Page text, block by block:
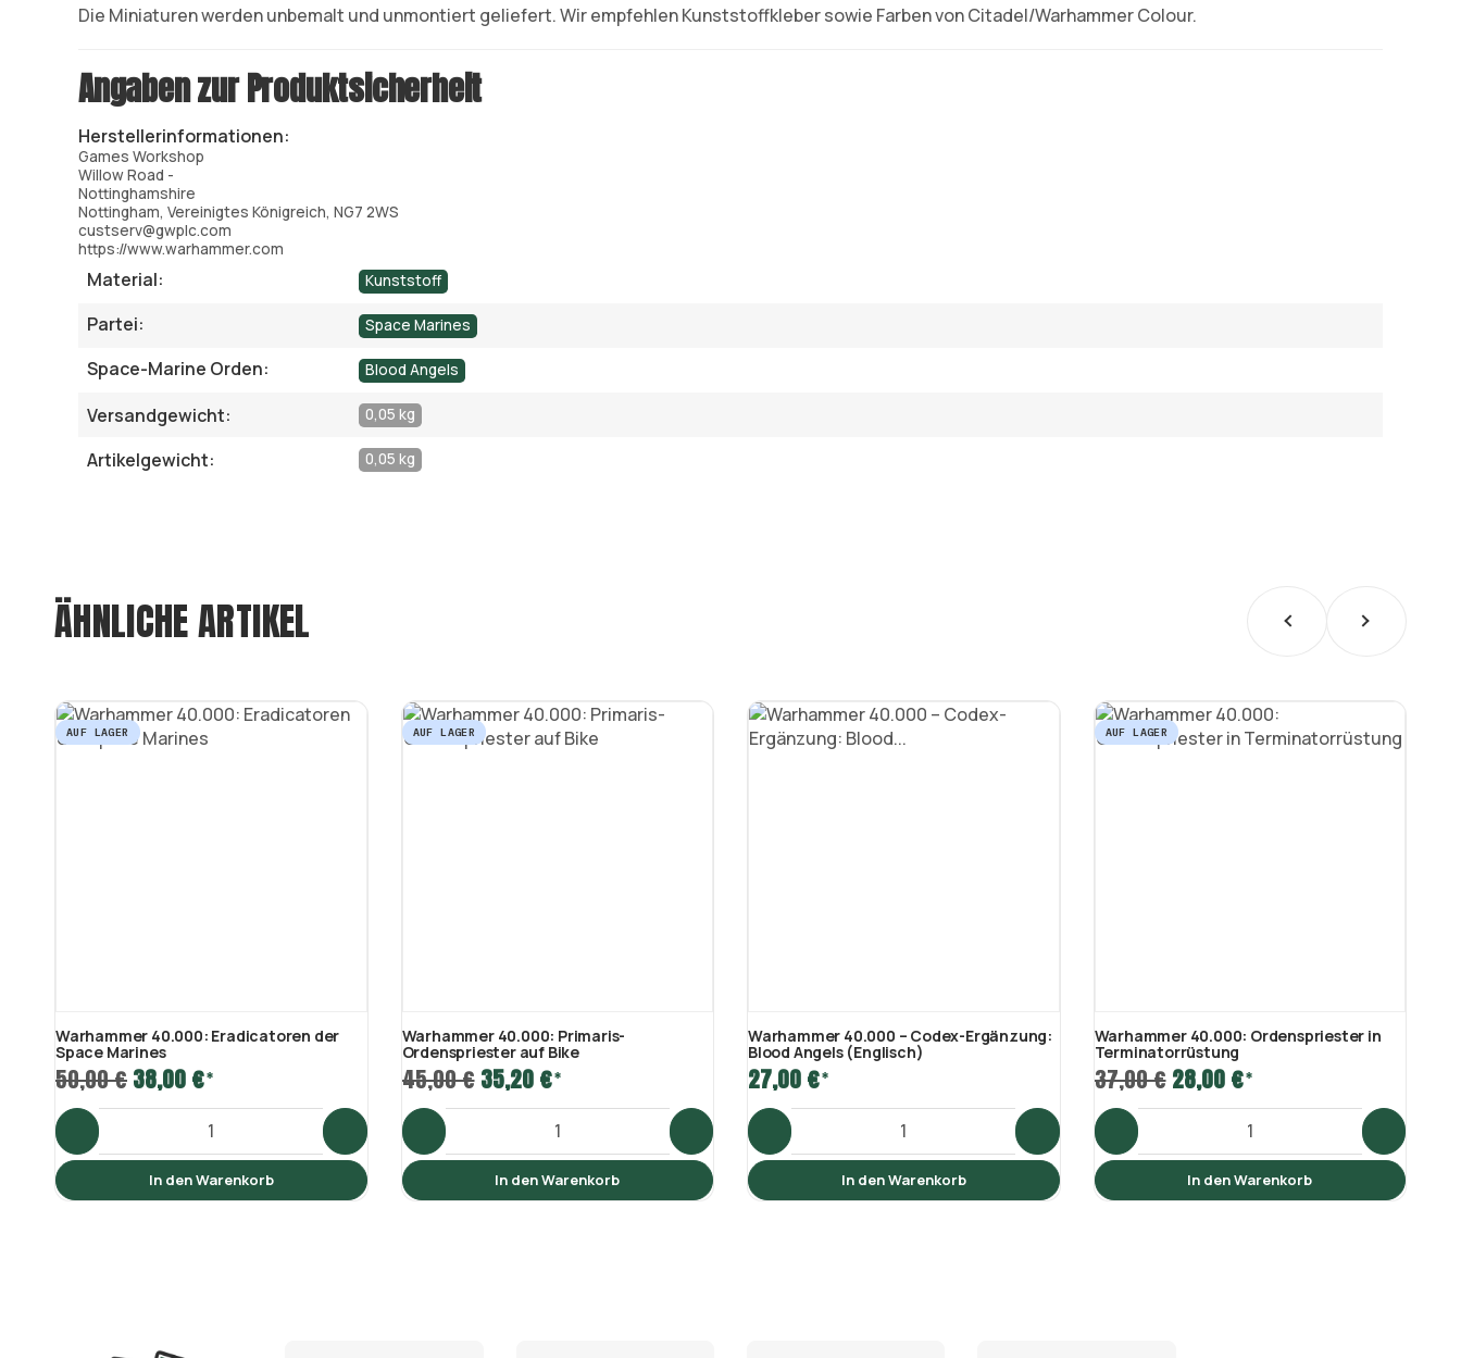
Die Miniaturen werden unbemalt und unmontiert geliefert. Wir empfehlen Kunststoffkleber sowie Farben von Citadel/Warhammer Colour.
Angaben zur Produktsicherheit
Herstellerinformationen:
Games Workshop
Willow Road -
Nottinghamshire
Nottingham, Vereinigtes Königreich, NG7 2WS
custserv@gwplc.com
https://www.warhammer.com
Material: Kunststoff
Partei: Space Marines
Space-Marine Orden: Blood Angels
Versandgewicht: 0,05 kg
Artikelgewicht: 0,05 kg
ÄHNLICHE ARTIKEL
AUF LAGER
Warhammer 40.000: Eradicatoren der
Space Marines
50,00 €38,00 €*
In den Warenkorb
AUF LAGER
Warhammer 40.000: Primaris-
Ordenspriester auf Bike
45,00 € 35,20 €*
In den Warenkorb
Warhammer 40.000 – Codex-Ergänzung:
Blood Angels (Englisch)
27,00 €*
In den Warenkorb
AUF LAGER
Warhammer 40.000: Ordenspriester in
Terminatorrüstung
37,00 € 28,00 €*
In den Warenkorb